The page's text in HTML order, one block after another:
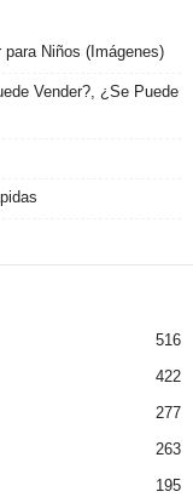
Niños (Imágenes)
Vender?, ¿Se Puede
516
422
277
263
195